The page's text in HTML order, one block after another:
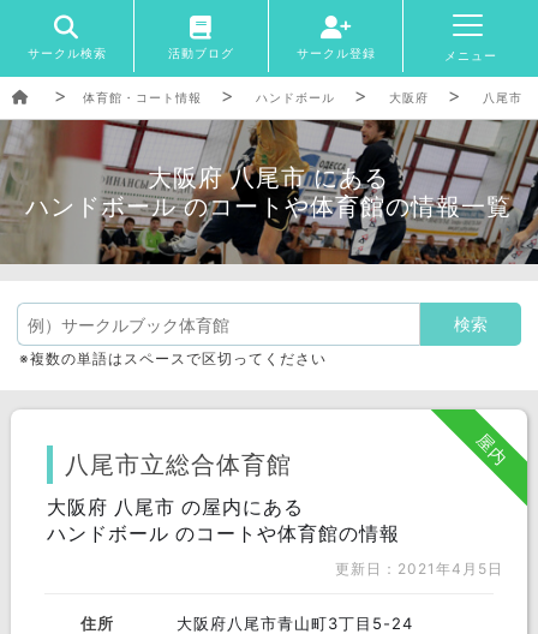
サークル検索 活動ブログ サークル登録 メニュー
体育館・コート情報 ハンドボール 大阪府 八尾市
大阪府 八尾市 にある
ハンドボール のコートや体育館の情報一覧
※複数の単語はスペースで区切ってください
屋内
八尾市立総合体育館
大阪府 八尾市 の屋内にある
ハンドボール のコートや体育館の情報
更新日：2021年4月5日
住所 大阪府八尾市青山町3丁目5-24